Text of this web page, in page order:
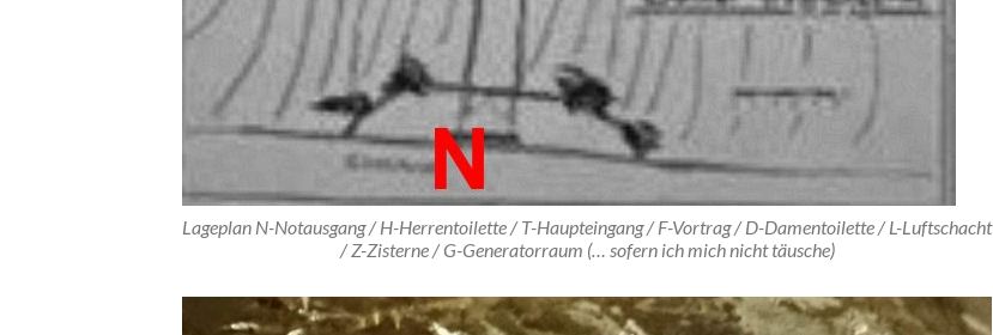
Lageplan N-Notausgang / H-Herrentoilette / T-Haupteingang / F-Vortrag / D-Damentoilette / L-Luftschacht
/ Z-Zisterne / G-Generatorraum (… sofern ich mich nicht täusche)